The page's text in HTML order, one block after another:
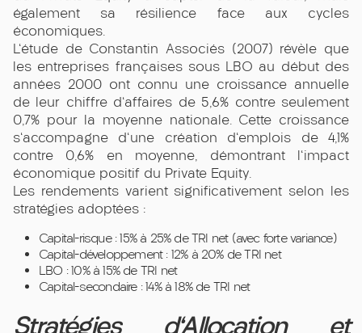
également sa résilience face aux cycles
économiques.
L'étude de Constantin Associés (2007) révèle que
les entreprises françaises sous LBO au début des
années 2000 ont connu une croissance annuelle
de leur chiffre d'affaires de 5,6% contre seulement
0,7% pour la moyenne nationale. Cette croissance
s'accompagne d'une création d'emplois de 4,1%
contre 0,6% en moyenne, démontrant l'impact
économique positif du Private Equity.
Les rendements varient significativement selon les
stratégies adoptées :
Capital-risque : 15% à 25% de TRI net (avec forte variance)
Capital-développement : 12% à 20% de TRI net
LBO : 10% à 15% de TRI net
Capital-secondaire : 14% à 18% de TRI net
Stratégies d'Allocation et